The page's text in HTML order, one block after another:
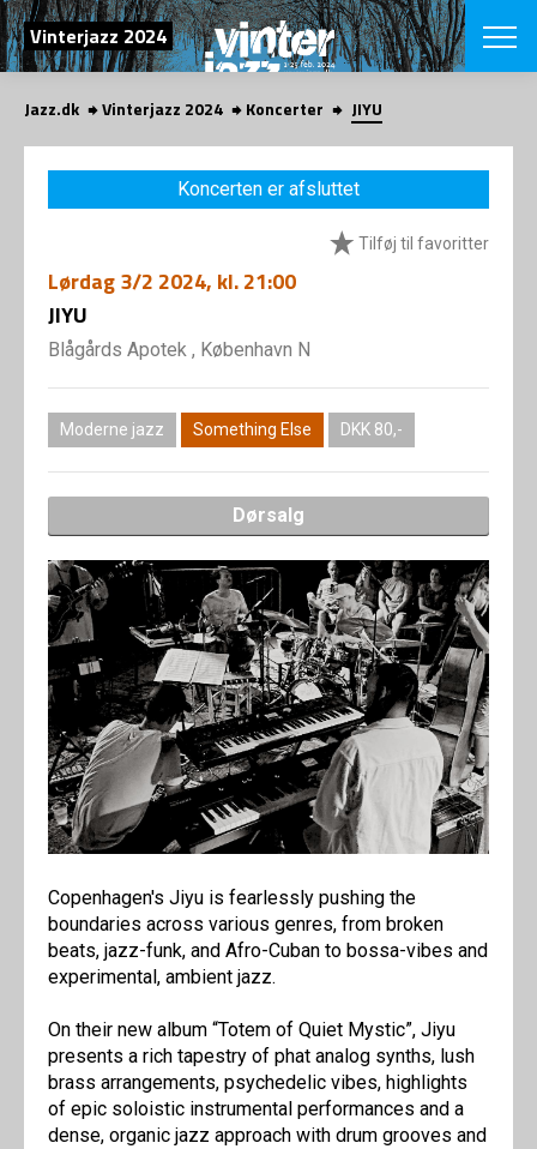
SØG
Vinterjazz 2024
VÆLG
COPENHAGEN
SHOP
Jazz.dk Vinterjazz 2024 Koncerter JIYU
Koncerten er afsluttet
Tilføj til favoritter
Lørdag3/2 2024, kl. 21:00
JIYU
Blågårds Apotek , København N
Moderne jazz Something Else DKK 80,-
Dørsalg
Copenhagen's Jiyu is fearlessly pushing the
boundaries across various genres, from broken
beats, jazz-funk, and Afro-Cuban to bossa-vibes and
experimental, ambient jazz.
On their new album “Totem of Quiet Mystic”, Jiyu
presents a rich tapestry of phat analog synths, lush
brass arrangements, psychedelic vibes, highlights
of epic soloistic instrumental performances and a
dense, organic jazz approach with drum grooves and